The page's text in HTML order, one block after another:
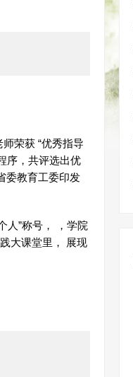
荣获 “优秀指导
序，共评选出优
委教育工委印发
”称号， ， 学院
大课堂里， 展现